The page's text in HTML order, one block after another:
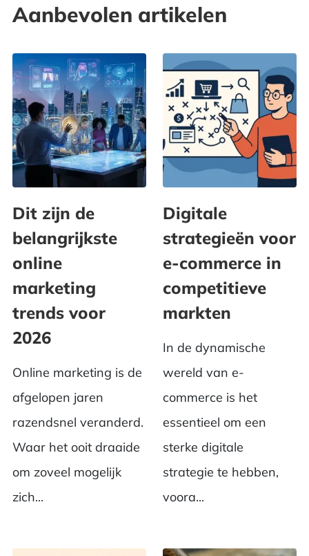
Aanbevolen artikelen
Dit zijn de
belangrijkste
online
marketing
trends voor
2026
Online marketing is de
afgelopen jaren
razendsnel veranderd.
Waar het ooit draaide
om zoveel mogelijk
zich...
Digitale
strategieën voor
e-commerce in
competitieve
markten
In de dynamische
wereld van e-
commerce is het
essentieel om een
sterke digitale
strategie te hebben,
voora...